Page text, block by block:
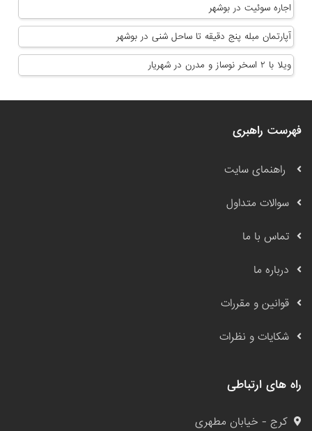
اجاره سوئیت در بوشهر
آپارتمان مبله پنج دقیقه تا ساحل شنی در بوشهر
ویلا با ۲ اسخر نوساز و مدرن در شهریار
فهرست راهبری
راهنمای سایت
سوالات متداول
تماس با ما
درباره ما
قوانین و مقررات
شکایات و نظرات
راه های ارتباطی
کرج - خیابان مطهری